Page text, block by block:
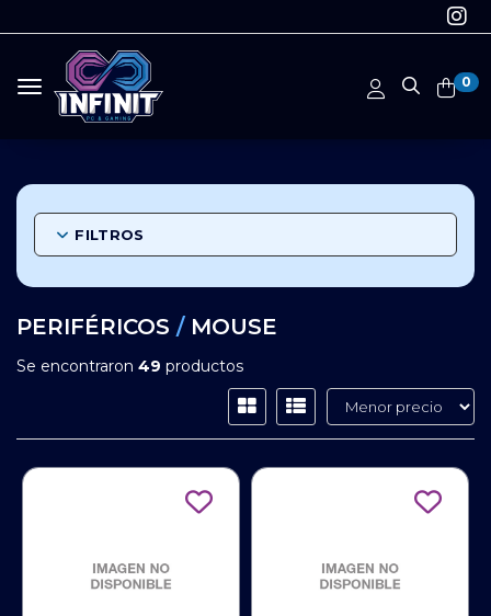
0
Toggle navigation
FILTROS
PERIFÉRICOS / MOUSE
Se encontraron 49 productos